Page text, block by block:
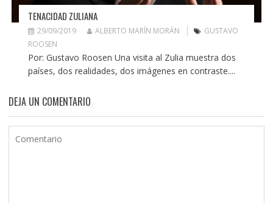
TENACIDAD ZULIANA
29/09/2019 ALBERTO MARÍN MORÁN
GUSTAVO
ROOSEN
Por: Gustavo Roosen Una visita al Zulia muestra dos
países, dos realidades, dos imágenes en contraste....
DEJA UN COMENTARIO